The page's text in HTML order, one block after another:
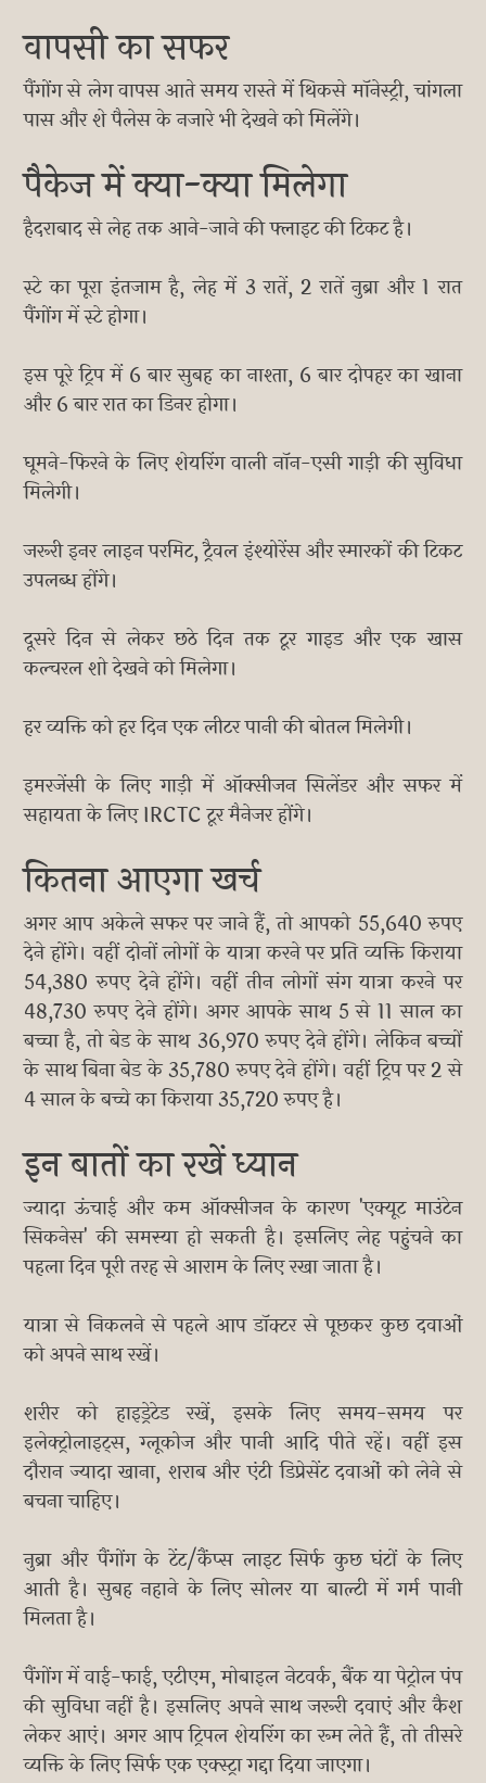
वापसी का सफर
पैंगोंग से लेग वापस आते समय रास्ते में थिकसे मॉनेस्ट्री, चांगला
पास और शे पैलेस के नजारे भी देखने को मिलेंगे।
पैकेज में क्या-क्या मिलेगा
हैदराबाद से लेह तक आने-जाने की फ्लाइट की टिकट है।
स्टे का पूरा इंतजाम है, लेह में 3 रातें, 2 रातें नुब्रा और 1 रात
पैंगोंग में स्टे होगा।
इस पूरे ट्रिप में 6 बार सुबह का नाश्ता, 6 बार दोपहर का खाना
और 6 बार रात का डिनर होगा।
घूमने-फिरने के लिए शेयरिंग वाली नॉन-एसी गाड़ी की सुविधा
मिलेगी।
जरूरी इनर लाइन परमिट, ट्रैवल इंश्योरेंस और स्मारकों की टिकट
उपलब्ध होंगे।
दूसरे दिन से लेकर छठे दिन तक टूर गाइड और एक खास
कल्चरल शो देखने को मिलेगा।
हर व्यक्ति को हर दिन एक लीटर पानी की बोतल मिलेगी।
इमरजेंसी के लिए गाड़ी में ऑक्सीजन सिलेंडर और सफर में
सहायता के लिए IRCTC टूर मैनेजर होंगे।
कितना आएगा खर्च
अगर आप अकेले सफर पर जाने हैं, तो आपको 55,640 रुपए
देने होंगे। वहीं दोनों लोगों के यात्रा करने पर प्रति व्यक्ति किराया
54,380 रुपए देने होंगे। वहीं तीन लोगों संग यात्रा करने पर
48,730 रुपए देने होंगे। अगर आपके साथ 5 से 11 साल का
बच्चा है, तो बेड के साथ 36,970 रुपए देने होंगे। लेकिन बच्चों
के साथ बिना बेड के 35,780 रुपए देने होंगे। वहीं ट्रिप पर 2 से
4 साल के बच्चे का किराया 35,720 रुपए है।
इन बातों का रखें ध्यान
ज्यादा ऊंचाई और कम ऑक्सीजन के कारण 'एक्यूट माउंटेन
सिकनेस' की समस्या हो सकती है। इसलिए लेह पहुंचने का
पहला दिन पूरी तरह से आराम के लिए रखा जाता है।
यात्रा से निकलने से पहले आप डॉक्टर से पूछकर कुछ दवाओं
को अपने साथ रखें।
शरीर को हाइड्रेटेड रखें, इसके लिए समय-समय पर
इलेक्ट्रोलाइट्स, ग्लूकोज और पानी आदि पीते रहें। वहीं इस
दौरान ज्यादा खाना, शराब और एंटी डिप्रेसेंट दवाओं को लेने से
बचना चाहिए।
नुब्रा और पैंगोंग के टेंट/कैंप्स लाइट सिर्फ कुछ घंटों के लिए
आती है। सुबह नहाने के लिए सोलर या बाल्टी में गर्म पानी
मिलता है।
पैंगोंग में वाई-फाई, एटीएम, मोबाइल नेटवर्क, बैंक या पेट्रोल पंप
की सुविधा नहीं है। इसलिए अपने साथ जरूरी दवाएं और कैश
लेकर आएं। अगर आप ट्रिपल शेयरिंग का रूम लेते हैं, तो तीसरे
व्यक्ति के लिए सिर्फ एक एक्स्ट्रा गद्दा दिया जाएगा।